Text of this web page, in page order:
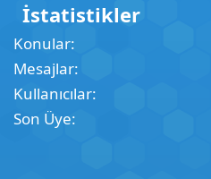
İstatistikler
Konular
Mesajlar
Kullanıcılar
Son Üye